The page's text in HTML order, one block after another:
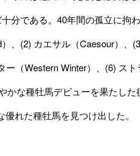
分である。40年間の孤立に拘
、(2) カエサル（Caesour）、
（Western Winter）、(6) ス
かな種牡馬デビューを果たし
れた種牡馬を見つけ出した。